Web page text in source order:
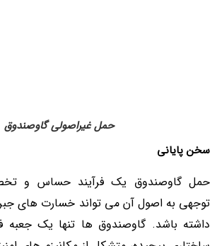
حمل غیراصولی گاوصندوق
سخن پایانی
حمل گاوصندوق یک فرآیند حساس و
توجهی به اصول آن می تواند خسارت های
داشته باشد. گاوصندوق ها تنها یک جعبه